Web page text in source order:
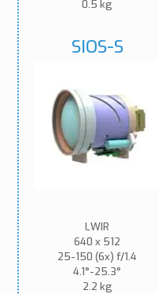
0.5 kg
SIOS-S
LWIR
640 x 512
25-150 (6x) f/1.4
4.1°-25.3°
2.2 kg